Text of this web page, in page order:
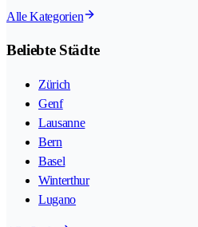
Alle Kategorien
Beliebte Städte
Zürich
Genf
Lausanne
Bern
Basel
Winterthur
Lugano